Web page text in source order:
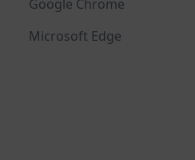
Google Chrome
Microsoft Edge